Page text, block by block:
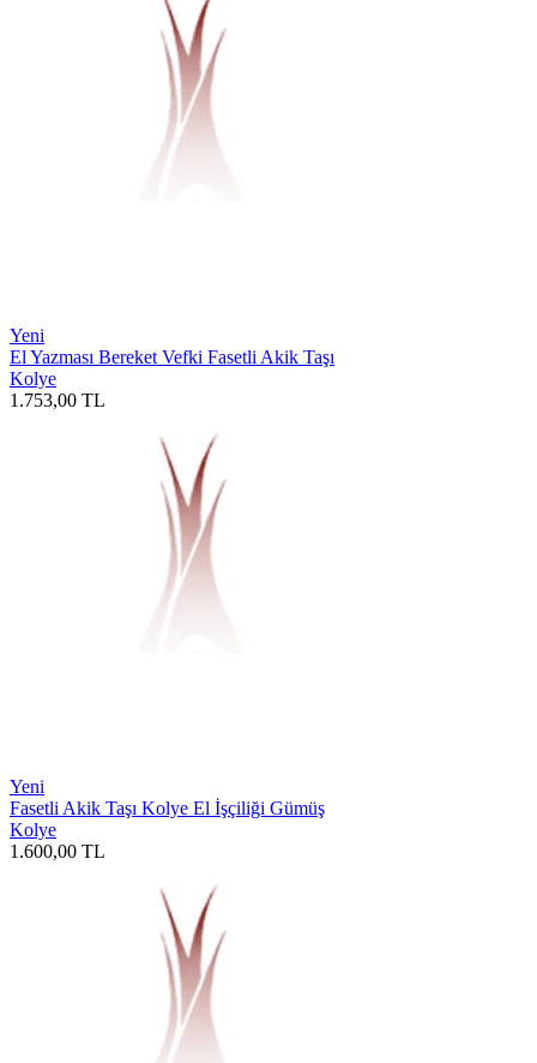
Yeni
El Yazması Bereket Vefki Fasetli Akik Taşı
Kolye
1.753,00 TL
Yeni
Fasetli Akik Taşı Kolye El İşçiliği Gümüş
Kolye
1.600,00 TL